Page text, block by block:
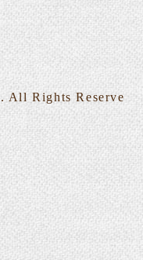
. All Rights Reserve